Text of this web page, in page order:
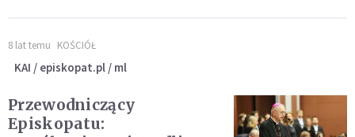
8 lat temu KOŚCIÓŁ
KAI / episkopat.pl / ml
Przewodniczący
Episkopatu: